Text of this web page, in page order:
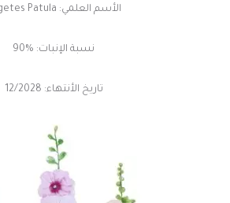
الأسم العلمي: Tagetes Patula
نسبة الإنبات: %90
تاريخ الأنتهاء: 12/2028